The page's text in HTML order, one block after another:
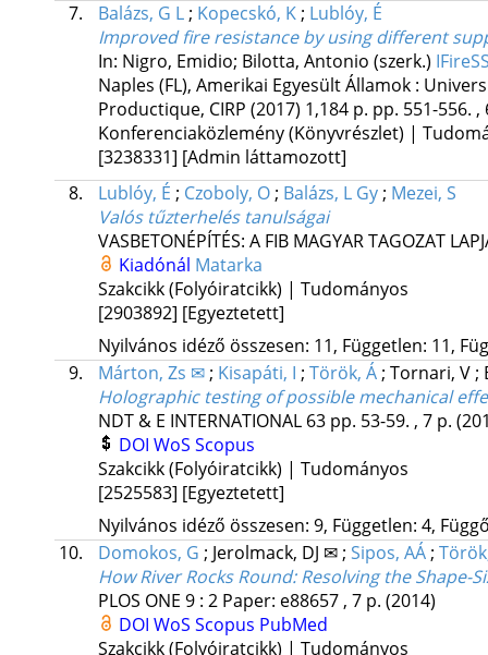
7.
Balázs, G L; Kopecskó, K; Lublóy, É
Improved fire resistance by using different
In: Nigro, Emidio; Bilotta, Antonio (szerk.)
Naples (FL), Amerikai Egyesült Államok :
Productique, CIRP (2017) 1,184 p. pp. 551-556. ,
Konferenciaközlemény (Könyvrészlet) |
[3238331] [Admin láttamozott]
8.
Lublóy, É ; Czoboly, O; Balázs, L Gy; Mezei, S
Valós tűzterhelés tanulságai
VASBETONÉPÍTÉS: A FIB MAGYAR TAGOZAT
Kiadónál Matarka
Szakcikk (Folyóiratcikk) | Tudományos
[2903892] [Egyeztetett]
Nyilvános idéző összesen: 11, Független: 11,
9.
Márton, Zs ✉; Kisapáti, I ; Török, Á; Tornari, V;
Holographic testing of possible mechanical
NDT & E INTERNATIONAL 63 pp. 53-59. , 7 p.
DOI WoS Scopus
Szakcikk (Folyóiratcikk) | Tudományos
[2525583] [Egyeztetett]
Nyilvános idéző összesen: 9, Független: 4,
10.
Domokos, G ; Jerolmack, DJ ✉; Sipos, AÁ;
How River Rocks Round: Resolving the Shape-
PLOS ONE 9: 2 Paper: e88657 , 7 p. (2014)
DOI WoS Scopus PubMed
Szakcikk (Folyóiratcikk) | Tudományos